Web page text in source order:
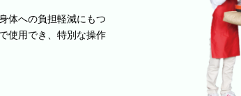
体への負担軽減にもつ
使用でき、特別な操作